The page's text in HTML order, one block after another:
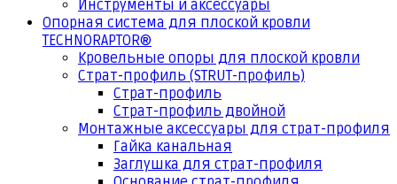
Инструменты и аксессуары
Опорная система для плоской кровли
TECHNORAPTOR®
Кровельные опоры для плоской кровли
Страт-профиль (STRUT-профиль)
Страт-профиль
Страт-профиль двойной
Монтажные аксессуары для страт-профиля
Гайка канальная
Заглушка для страт-профиля